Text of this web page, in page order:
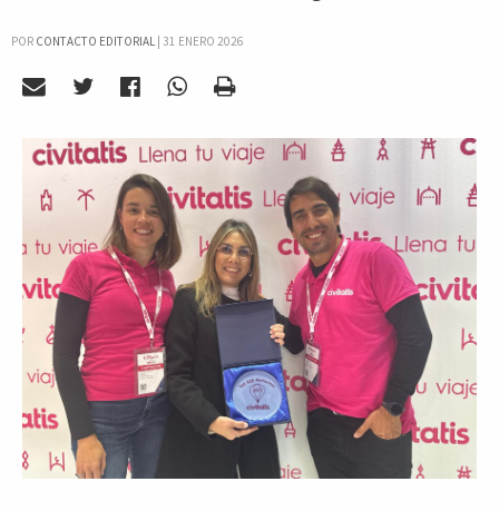
POR CONTACTO EDITORIAL| 31 ENERO 2026